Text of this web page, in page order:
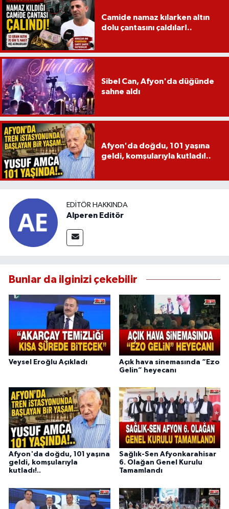
Camide namaz kılarken altın
dolu çantasını çaldılar!..
Sibel Can, Afyon'da düğünde
sahne aldı
Afyon'da doğdu, 101 yaşına
geldi, komşularıyla kutladı!..
EDITÖR HAKKINDA
Alperen Editör
Bunlar da ilginizi çekebilir
Veysel Eroğlu Açıkladı
Açık hava sinemasında “Ezo
Gelin” heyecanı
Afyon'da doğdu, 101 yaşına
geldi, komşularıyla
kutladı!..
Sağlık-Sen Afyonkarahisar
6. Olağan Genel Kurulu
Tamamlandı